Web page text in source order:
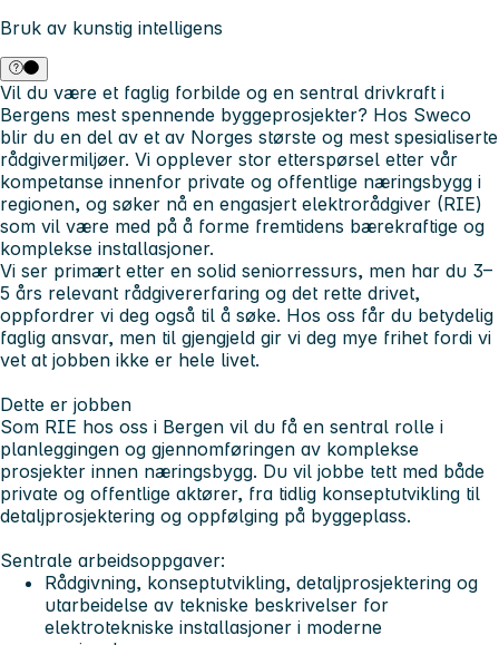
Bruk av kunstig intelligens
Vil du være et faglig forbilde og en sentral drivkraft i
Bergens mest spennende byggeprosjekter? Hos Sweco
blir du en del av et av Norges største og mest spesialiserte
rådgivermiljøer. Vi opplever stor etterspørsel etter vår
kompetanse innenfor private og offentlige næringsbygg i
regionen, og søker nå en engasjert elektrorådgiver (RIE)
som vil være med på å forme fremtidens bærekraftige og
komplekse installasjoner.
Vi ser primært etter en solid seniorressurs, men har du 3–
5 års relevant rådgivererfaring og det rette drivet,
oppfordrer vi deg også til å søke. Hos oss får du betydelig
faglig ansvar, men til gjengjeld gir vi deg mye frihet fordi vi
vet at jobben ikke er hele livet.
Dette er jobben
Som RIE hos oss i Bergen vil du få en sentral rolle i
planleggingen og gjennomføringen av komplekse
prosjekter innen næringsbygg. Du vil jobbe tett med både
private og offentlige aktører, fra tidlig konseptutvikling til
detaljprosjektering og oppfølging på byggeplass.
Sentrale arbeidsoppgaver:
Rådgivning, konseptutvikling, detaljprosjektering og
utarbeidelse av tekniske beskrivelser for
elektrotekniske installasjoner i moderne